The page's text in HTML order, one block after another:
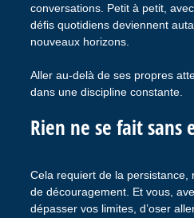
conversations. Petit à petit,
défis quotidiens deviennent
nouveaux horizons.
Aller au-delà de ses propres
dans une discipline constante.
Rien ne se fait
Cela requiert de la persistance,
de découragement. Et vous,
dépasser vos limites, d’oser